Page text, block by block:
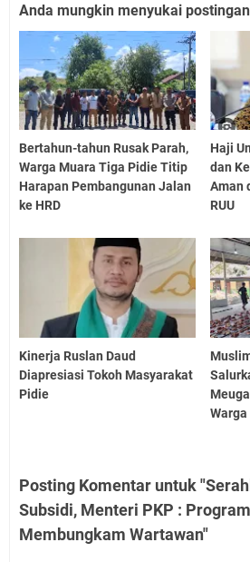
Anda mungkin menyukai
Bertahun-tahun Rusak Parah,
Warga Muara Tiga Pidie Titip
Harapan Pembangunan Jalan
ke HRD
Haji
dan
Aman
RUU
Kinerja Ruslan Daud
Diapresiasi Tokoh Masyarakat
Pidie
Posting Komentar untuk
Subsidi, Menteri PKP :
Membungkam Wartawan"